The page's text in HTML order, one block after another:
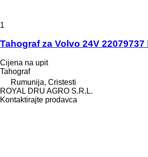
1
Tahograf za Volvo 24V
Cijena na upit
Tahograf
Rumunija, Cristesti
ROYAL DRU AGRO S.R.L.
Kontaktirajte prodavca